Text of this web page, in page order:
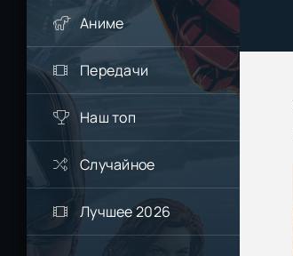
Аниме
Передачи
Наш топ
Случайное
Лучшее 2026